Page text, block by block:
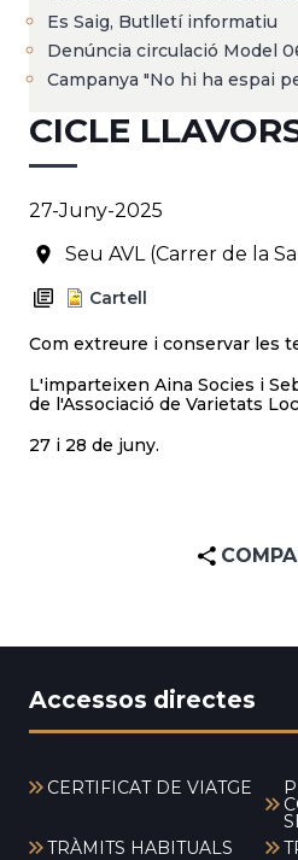
Es Saig, Butlletí informatiu
Denúncia circulació Model
Campanya "No hi ha espai
CICLE
27-Juny-2025
Seu AVL (Carrer de la
Cartell
Com extreure i conservar les
L'imparteixen Aina Socies i
de l'Associació de Varietats
27 i 28 de juny.
Accessos directes
CERTIFICAT DE VIATGE
TRÀMITS HABITUALS